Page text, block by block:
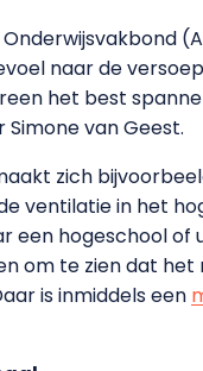
naar de
het best
van Geest.
zich
ventilatie in het
een hogeschool of
om te zien dat het
is inmiddels een